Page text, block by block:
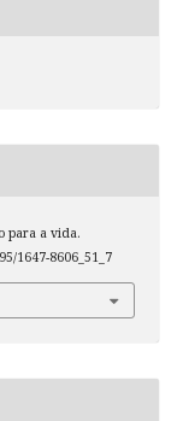
para a vida.
1647-8606_51_7